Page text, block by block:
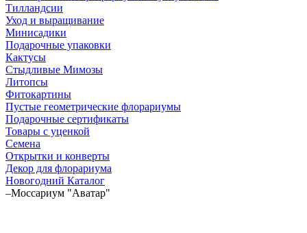
Тилландсии
Уход и выращивание
Минисадики
Подарочные упаковки
Кактусы
Стыдливые Мимозы
Литопсы
Фитокартины
Пустые геометрические флорариумы
Подарочные сертификаты
Товары с уценкой
Семена
Открытки и конверты
Декор для флорариума
Новогодний Каталог
–Моссариум "Аватар"